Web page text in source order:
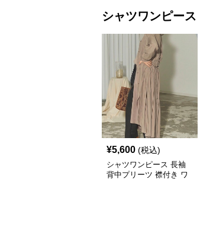
シャツワンピース
¥5,600 (税込)
シャツワンピース 長袖
背中プリーツ 襟付き ワ